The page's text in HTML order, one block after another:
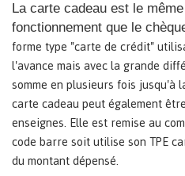
La carte cadeau est le
fonctionnement que le
forme type "carte de crédit"
l'avance mais avec la grande
somme en plusieurs fois jusqu'à
carte cadeau peut également
enseignes. Elle est remise au
code barre soit utilise son TPE
du montant dépensé.